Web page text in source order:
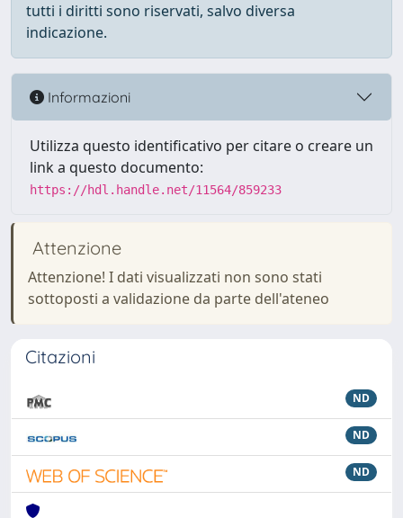
tutti i diritti sono riservati, salvo diversa
indicazione.
Informazioni
Utilizza questo identificativo per citare o creare un
link a questo documento:
https://hdl.handle.net/11564/859233
Attenzione
Attenzione! I dati visualizzati non sono stati
sottoposti a validazione da parte dell'ateneo
Citazioni
ND
ND
ND